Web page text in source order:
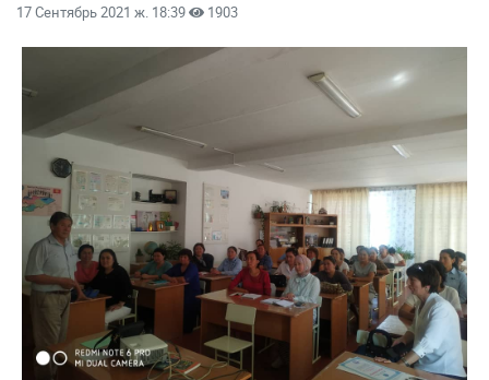
17 Сентябрь 2021 ж. 18:39
1903